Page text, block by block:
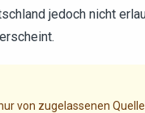
jedoch nicht
von zugelassenen